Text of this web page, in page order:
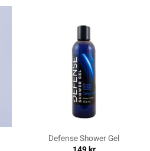
Defense Shower Gel